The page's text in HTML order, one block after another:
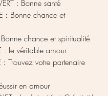
: Bonne santé
: Bonne chance et
chance et spiritualité
: le véritable amour
: Trouvez votre partenaire
en amour